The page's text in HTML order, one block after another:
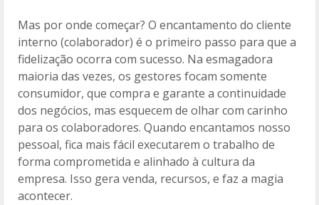
Mas por onde começar? O encantamento do cliente
interno (colaborador) é o primeiro passo para que a
fidelização ocorra com sucesso. Na esmagadora
maioria das vezes, os gestores focam somente
consumidor, que compra e garante a continuidade
dos negócios, mas esquecem de olhar com carinho
para os colaboradores. Quando encantamos nosso
pessoal, fica mais fácil executarem o trabalho de
forma comprometida e alinhado à cultura da
empresa. Isso gera venda, recursos, e faz a magia
acontecer.